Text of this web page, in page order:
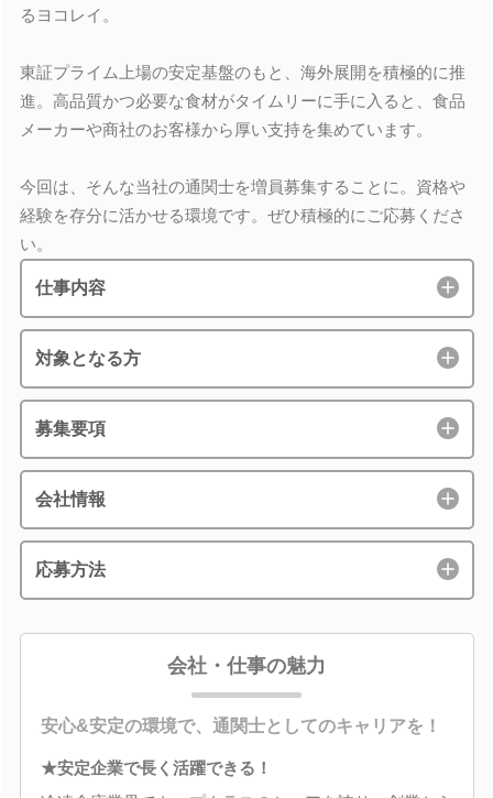
るヨコレイ。
東証プライム上場の安定基盤のもと、海外展開を積極的に推
進。高品質かつ必要な食材がタイムリーに手に入ると、食品
メーカーや商社のお客様から厚い支持を集めています。
今回は、そんな当社の通関士を増員募集することに。資格や
経験を存分に活かせる環境です。ぜひ積極的にご応募くださ
い。
仕事内容
対象となる方
募集要項
会社情報
応募方法
会社・仕事の魅力
安心&安定の環境で、通関士としてのキャリアを！
★安定企業で長く活躍できる！